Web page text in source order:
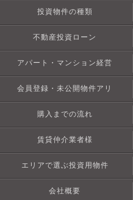
投資物件の種類
不動産投資ローン
アパート・マンション経営
会員登録・未公開物件アリ
購入までの流れ
賃貸仲介業者様
エリアで選ぶ投資用物件
会社概要